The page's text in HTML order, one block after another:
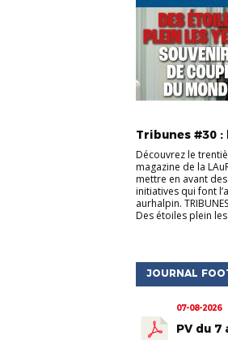
Tribunes #30 :
Découvrez le
magazine de la
mettre en avant
initiatives qui font
aurhalpin.
Des étoiles plein
JOURNAL
07-08-2026
PV du 7